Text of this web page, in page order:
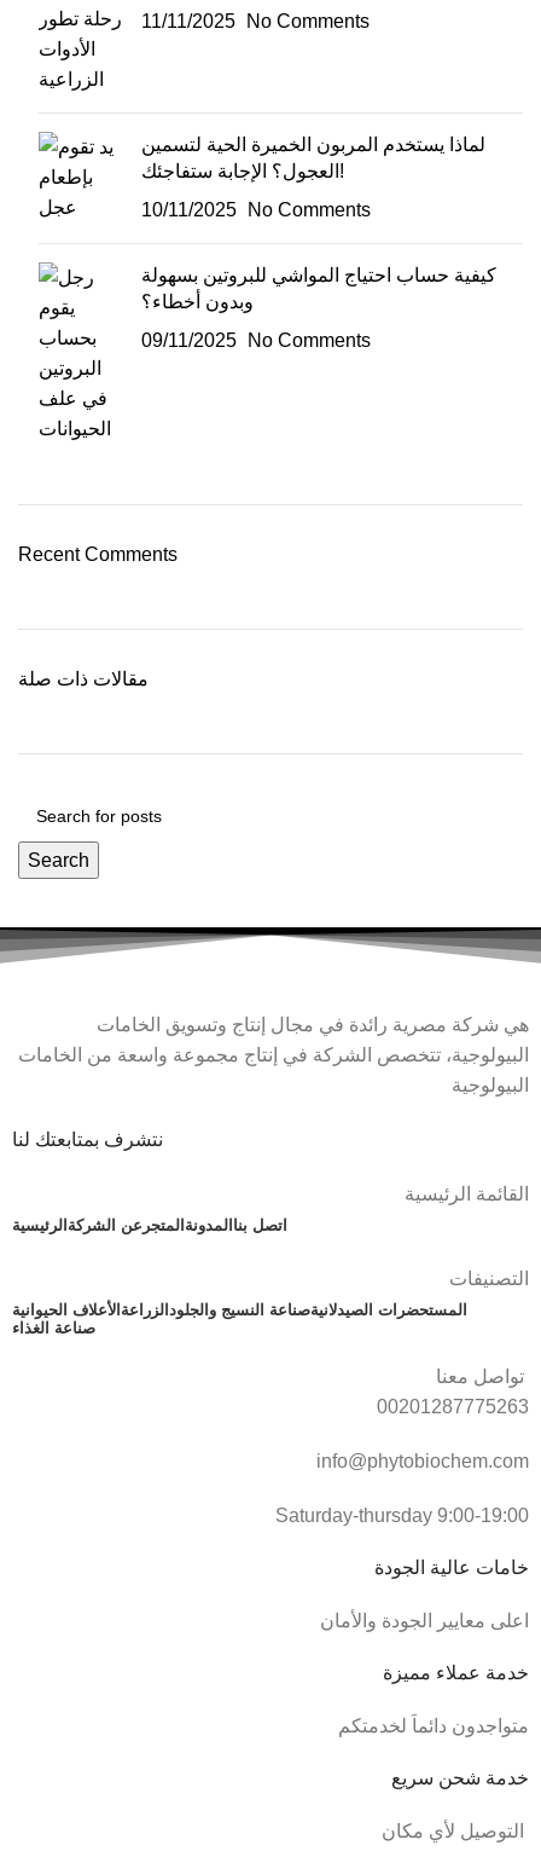
11/11/2025
No Comments
لماذا يستخدم المربون الخميرة الحية لتسمين
العجول؟ الإجابة ستفاجئك!
10/11/2025
No Comments
كيفية حساب احتياج المواشي للبروتين بسهولة
وبدون أخطاء؟
09/11/2025
No Comments
Recent Comments
مقالات ذات صلة
Search
هي شركة مصرية رائدة في مجال إنتاج وتسويق الخامات
البيولوجية، تتخصص الشركة في إنتاج مجموعة واسعة من الخامات
البيولوجية
نتشرف بمتابعتك لنا
القائمة الرئيسية
الرئيسية عن الشركة المتجر المدونة اتصل بنا
التصنيفات
الأعلاف الحيوانية الزراعةصناعة النسيج والجلودالمستحضرات الصيدلانية
صناعة الغذاء
00201287775263
info@phytobiochem.com
Saturday-thursday 9:00-19:00
خامات عالية الجودة
اعلى معايير الجودة والأمان
خدمة عملاء مميزة
متواجدون دائماَ لخدمتكم
خدمة شحن سريع